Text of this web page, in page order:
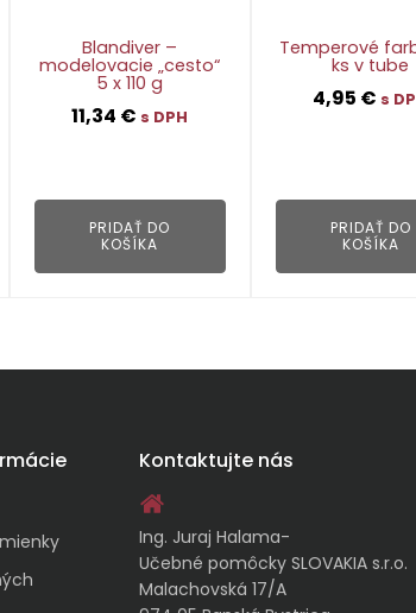
Blandiver –
modelovacie „cesto“
5 x 110 g
11,34 € s DPH
PRIDAŤ DO
KOŠÍKA
Temperové
ks v tube
4,95 € s
PRIDAŤ DO
KOŠÍKA
Kontaktujte nás
Ing. Juraj Halama-
Učebné pomôcky SLOVAKIA s.r.o.
Malachovská 17/A